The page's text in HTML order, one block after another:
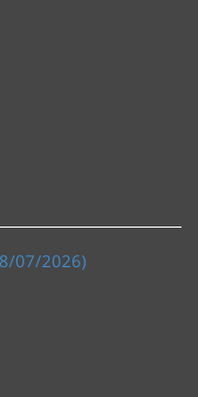
07/2026)